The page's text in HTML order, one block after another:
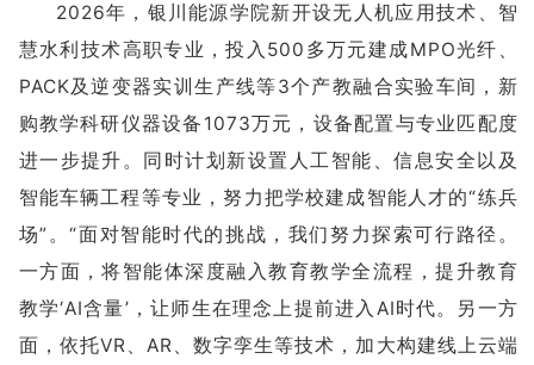
2026年，银川能源学院新开设无人机应用技术、智
慧水利技术高职专业，投入500多万元建成MPO光纤、
PACK及逆变器实训生产线等3个产教融合实验车间，新
购教学科研仪器设备1073万元，设备配置与专业匹配度
进一步提升。同时计划新设置人工智能、信息安全以及
智能车辆工程等专业，努力把学校建成智能人才的“练兵
场”。“面对智能时代的挑战，我们努力探索可行路径。
一方面，将智能体深度融入教育教学全流程，提升教育
教学‘AI含量’，让师生在理念上提前进入AI时代。另一方
面，依托VR、AR、数字孪生等技术，加大构建线上云端